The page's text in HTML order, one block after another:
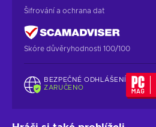
Šifrování a ochrana dat
Skóre důvěryhodnosti 100/100
BEZPEČNÉ ODHLÁŠENÍ
ZARUČENO